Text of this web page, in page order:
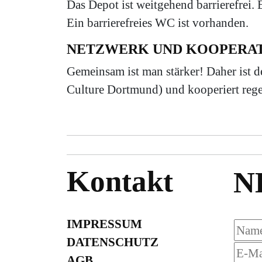
Das Depot ist weitgehend barrierefrei.
Ein barrierefreies WC ist vorhanden.
NETZWERK UND
Gemeinsam ist man stärker! Daher ist
Culture Dortmund) und kooperiert
Kontakt
IMPRESSUM
DATENSCHUTZ